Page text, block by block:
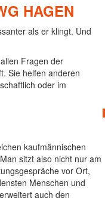
HAGEN
als er klingt. Und
Fragen der
Sie helfen anderen
oder im
kaufmännischen
sitzt also nicht nur am
vor Ort,
Menschen und
auch den